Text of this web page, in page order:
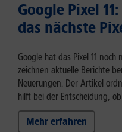
Google Pixel
das nächste
Google hat das Pixel 11
zeichnen aktuelle Berichte
Neuerungen. Der Artikel
hilft bei der Entscheidung,
Mehr erfahren